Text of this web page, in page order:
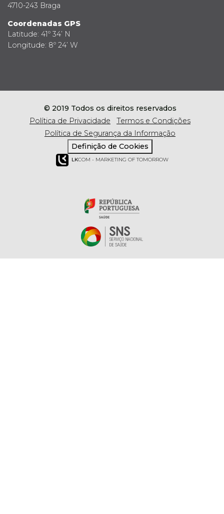
4710-243 Braga
Coordenadas GPS
Latitude: 41º 34’ N
Longitude: 8º 24’ W
© 2019 Todos os direitos reservados
Política de Privacidade
Termos e Condições
Política de Segurança da Informação
Definição de Cookies
LKCOM - MARKETING OF TOMORROW